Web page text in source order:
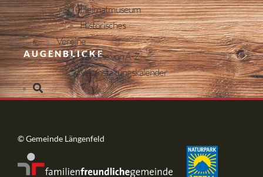
Heimatmuseum
Historisches
Vereine
Vereine von A-Z
Veranstaltungskalender
AUGENBLICKE
© Gemeinde Längenfeld